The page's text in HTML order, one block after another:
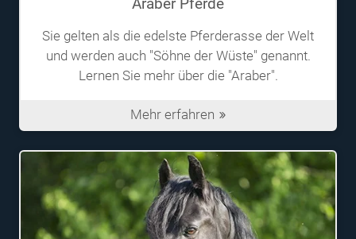
Araber Pferde
Sie gelten als die edelste Pferderasse der Welt
und werden auch "Söhne der Wüste" genannt.
Lernen Sie mehr über die "Araber".
Mehr erfahren